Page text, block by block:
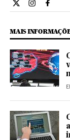
Internacional El
MAIS